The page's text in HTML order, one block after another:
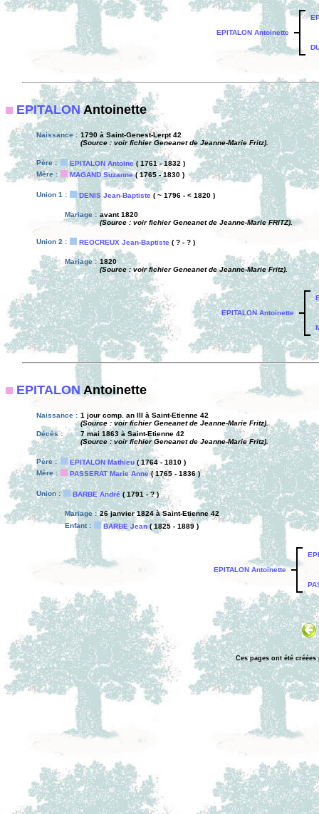
EPITALON Antoinette
EPITALONAntoinette
Naissance : 1790 à Saint-Genest-Lerpt 42
(Source : voir fichier Geneanet de Jeanne-Marie Fritz).
Père : EPITALON Antoine ( 1761 - 1832 )
Mère :
MAGAND Suzanne( 1765 - 1830 )
Union 1 : DENIS Jean-Baptiste ( ~ 1796 - < 1820 )
Mariage : avant 1820
(Source : voir fichier Geneanet de Jeanne-Marie FRITZ).
Union 2 : REOCREUX Jean-Baptiste ( ? - ? )
Mariage : 1820
(Source : voir fichier Geneanet de Jeanne-Marie Fritz).
EPITALON Antoinette
EPITALONAntoinette
Naissance : 1 jour comp. an III à Saint-Etienne 42
(Source : voir fichier Geneanet de Jeanne-Marie Fritz).
Décès :
7 mai 1863 à Saint-Etienne 42
(Source : voir fichier Geneanet de Jeanne-Marie Fritz).
Père : EPITALON Mathieu( 1764 - 1810 )
Mère :
PASSERAT Marie Anne( 1765 - 1836 )
Union : BARBE André ( 1791 - ? )
Mariage : 26 janvier 1824 à Saint-Etienne 42
Enfant :
BARBE Jean( 1825 - 1889 )
EPITALON Antoinette
Ces pages ont été